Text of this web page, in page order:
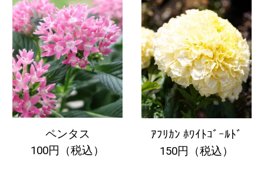
ペンタス
100円（税込）
ｱﾌﾘｶﾝ ﾎﾜｲﾄｺﾞｰﾙﾄﾞ
150円（税込）